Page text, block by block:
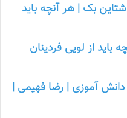
بک | هر آنچه باید
از لویی فردینان
آموزی | رضا فهیمی |